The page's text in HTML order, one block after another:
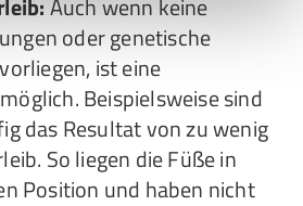
Auch wenn keine
oder genetische
ist eine
Beispielsweise sind
das Resultat von zu wenig
So liegen die Füße in
Position und haben nicht